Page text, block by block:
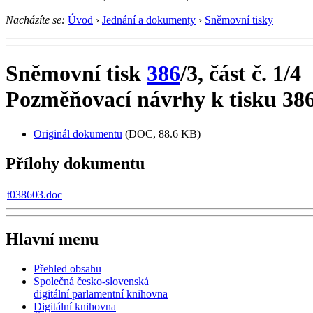
Nacházíte se: Úvod › Jednání a dokumenty › Sněmovní tisky
Sněmovní tisk 386/3, část č. 1/4
Pozměňovací návrhy k tisku
Originál dokumentu (DOC, 88.6 KB)
Přílohy dokumentu
t038603.doc
Hlavní menu
Přehled obsahu
Společná česko-slovenská
digitální parlamentní knihovna
Digitální knihovna